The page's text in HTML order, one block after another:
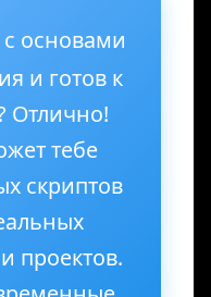
основами
и готов к
Отлично!
тебе
скриптов
проектов.